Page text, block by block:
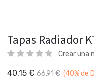
Tapas Radiador
Crear una
40,15 € 66,91€ (40%de